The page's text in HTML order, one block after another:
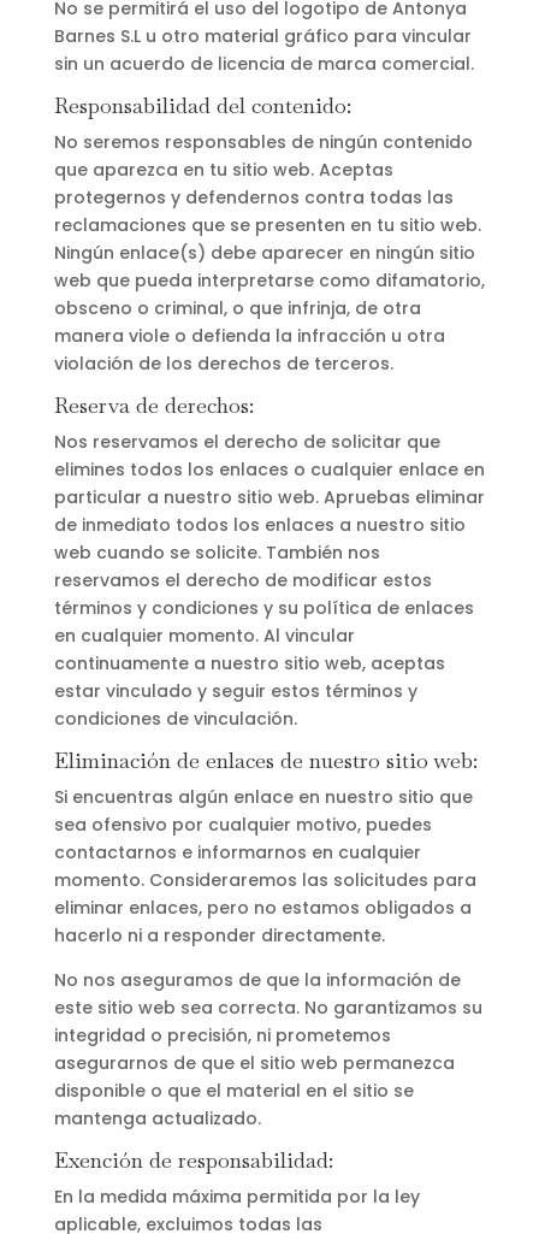
No se permitirá el uso del logotipo de Antonya
Barnes S.L u otro material gráfico para vincular
sin un acuerdo de licencia de marca comercial.
Responsabilidad del contenido:
No seremos responsables de ningún contenido
que aparezca en tu sitio web. Aceptas
protegernos y defendernos contra todas las
reclamaciones que se presenten en tu sitio web.
Ningún enlace(s) debe aparecer en ningún sitio
web que pueda interpretarse como difamatorio,
obsceno o criminal, o que infrinja, de otra
manera viole o defienda la infracción u otra
violación de los derechos de terceros.
Reserva de derechos:
Nos reservamos el derecho de solicitar que
elimines todos los enlaces o cualquier enlace en
particular a nuestro sitio web. Apruebas eliminar
de inmediato todos los enlaces a nuestro sitio
web cuando se solicite. También nos
reservamos el derecho de modificar estos
términos y condiciones y su política de enlaces
en cualquier momento. Al vincular
continuamente a nuestro sitio web, aceptas
estar vinculado y seguir estos términos y
condiciones de vinculación.
Eliminación de enlaces de nuestro sitio web:
Si encuentras algún enlace en nuestro sitio que
sea ofensivo por cualquier motivo, puedes
contactarnos e informarnos en cualquier
momento. Consideraremos las solicitudes para
eliminar enlaces, pero no estamos obligados a
hacerlo ni a responder directamente.
No nos aseguramos de que la información de
este sitio web sea correcta. No garantizamos su
integridad o precisión, ni prometemos
asegurarnos de que el sitio web permanezca
disponible o que el material en el sitio se
mantenga actualizado.
Exención de responsabilidad:
En la medida máxima permitida por la ley
aplicable, excluimos todas las